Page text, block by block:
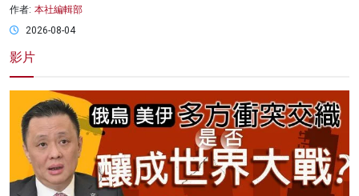
作者: 本社編輯部
2026-08-04
影片